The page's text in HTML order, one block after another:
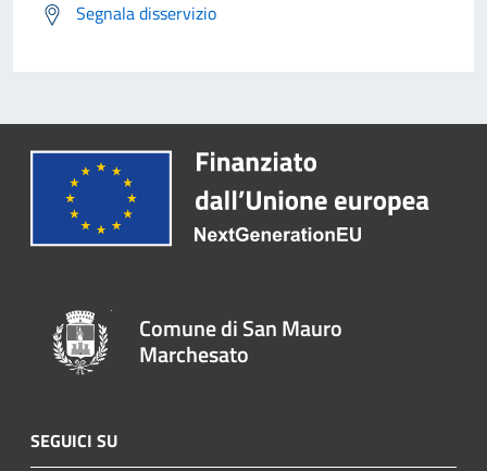
Segnala disservizio
Comune di San Mauro
Marchesato
SEGUICI SU